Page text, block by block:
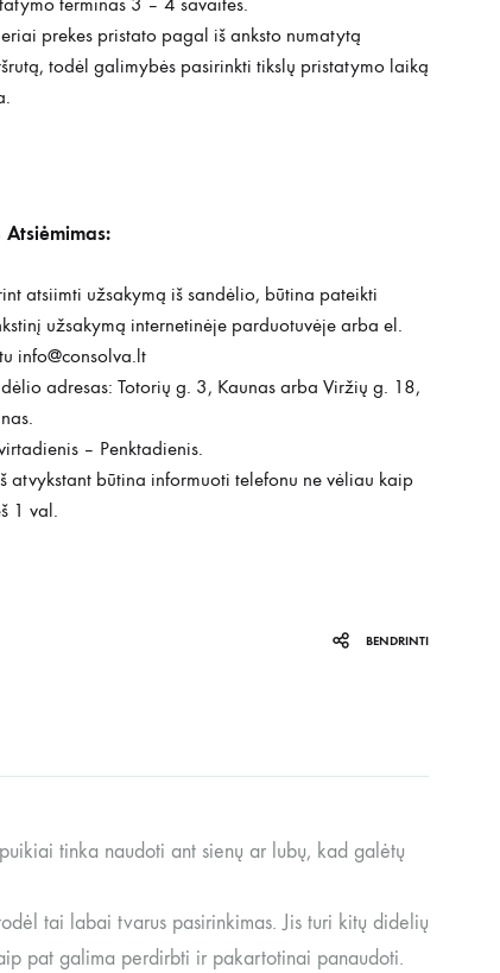
prekes pristato pagal iš anksto numatytą
todėl galimybės pasirinkti tikslų pristatymo laiką
Atsiėmimas:
atsiimti užsakymą iš sandėlio, būtina pateikti
užsakymą internetinėje parduotuvėje arba el.
info@consolva.lt
adresas: Totorių g. 3, Kaunas arba Viržių g. 18,
– Penktadienis.
atvykstant būtina informuoti telefonu ne vėliau kaip
1 val.
BENDRINTI
tinka naudoti ant sienų ar lubų, kad galėtų
tai labai tvarus pasirinkimas. Jis turi kitų didelių
pat galima perdirbti ir pakartotinai panaudoti.